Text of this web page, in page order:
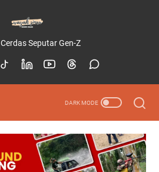
Seputar Gen-Z